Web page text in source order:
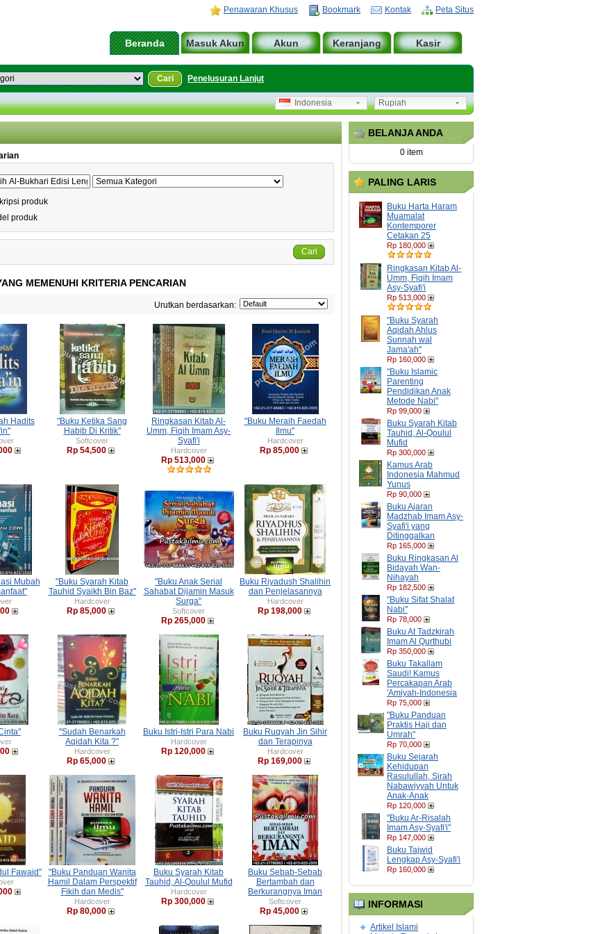
Penawaran Khusus Bookmark Kontak Peta Situs
Beranda Masuk Akun Akun Keranjang Kasir
Cari Penelusuran Lanjut
Rupiah
Indonesia
BELANJA ANDA
0 item
PALING LARIS
Buku Harta Haram
Muamalat
Kontemporer
Cetakan 25
Rp 180,000
Ringkasan Kitab Al-
Umm, Fiqih Imam
Asy-Syafi'i
Rp 513,000
"Buku Syarah
Aqidah Ahlus
Sunnah wal
Jama'ah"
Rp 160,000
"Buku Islamic
Parenting
Pendidikan Anak
Metode Nabi"
Rp 99,000
Buku Syarah Kitab
Tauhid, Al-Qoulul
Mufid
Rp 300,000
Kamus Arab
Indonesia Mahmud
Yunus
Rp 90,000
Buku Ajaran
Madzhab Imam Asy-
Syafi'i yang
Ditinggalkan
Rp 165,000
Buku Ringkasan Al
Bidayah Wan-
Nihayah
Rp 182,500
"Buku Sifat Shalat
Nabi"
Rp 78,000
Buku At Tadzkirah
Imam Al Qurthubi
Rp 350,000
Buku Takallam
Saudi! Kamus
Percakapan Arab
'Amiyah-Indonesia
Rp 75,000
"Buku Panduan
Praktis Haji dan
Umrah"
Rp 70,000
Buku Sejarah
Kehidupan
Rasulullah, Sirah
Nabawiyyah Untuk
Anak-Anak
Rp 120,000
"Buku Ar-Risalah
Imam Asy-Syafi'i"
Rp 147,000
Buku Tajwid
Lengkap Asy-Syafi'i
Rp 160,000
INFORMASI
Artikel Islami
produk
produk
Cari
MEMENUHI KRITERIA PENCARIAN
Urutkan berdasarkan:
Hadits
"Buku Ketika Sang
Habib Di Kritik"
Softcover
Rp 54,500
Ringkasan Kitab Al-
Umm, Fiqih Imam Asy-
Syafi'i
Hardcover
Rp 513,000
"Buku Meraih Faedah
Ilmu"
Hardcover
Rp 85,000
Mubah
"Buku Syarah Kitab
Tauhid Syaikh Bin Baz"
Hardcover
Rp 85,000
"Buku Anak Serial
Sahabat Dijamin Masuk
Surga"
Softcover
Rp 265,000
Buku Riyadush Shalihin
dan Penjelasannya
Hardcover
Rp 198,000
"Sudah Benarkah
Aqidah Kita ?"
Hardcover
Rp 65,000
Buku Istri-Istri Para Nabi
Hardcover
Rp 120,000
Buku Ruqyah Jin Sihir
dan Terapinya
Hardcover
Rp 169,000
Fawaid"
"Buku Panduan Wanita
Hamil Dalam Perspektif
Fikih dan Medis"
Hardcover
Rp 80,000
Buku Syarah Kitab
Tauhid, Al-Qoulul Mufid
Hardcover
Rp 300,000
Buku Sebab-Sebab
Bertambah dan
Berkurangnya Iman
Softcover
Rp 45,000